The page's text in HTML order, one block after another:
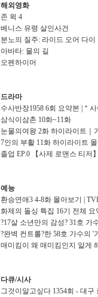
해외영화
존 윅 4
베니스 유령 살인사건
분노의 질주: 라이드 오어 다이
아바타: 물의 길
오펜하이머
드라마
수사반장1958 6회 요약본 |＂
삼식이삼촌 10화~11화
눈물의여왕 2화 하이라이트｜
7인의 부활 11화 하이라이트 몰
졸업 EP.0 【사제 로맨스 티
예능
환승연애3 4-8화 몰아보기 |
화제의 돌싱 특집 16기 전체
?17살 소년만의 감성? 31호 가
?완벽 컨트롤?한 58호 가수의 '
매미킴이 왜 매미킴인지 알게
다큐/시사
그것이알고싶다 1354회 - 대구